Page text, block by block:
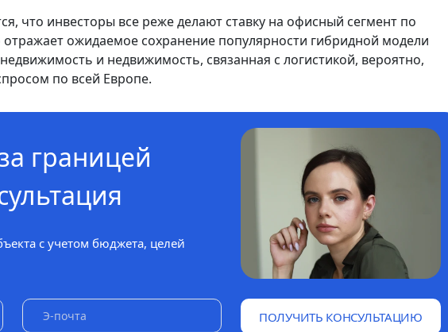
что инвесторы все реже делают ставку на офисный сегмент по
ожидаемое сохранение популярности гибридной модели
и недвижимость, связанная с логистикой, вероятно,
по всей Европе.
границей
с учетом бюджета, целей
ПОЛУЧИТЬ КОНСУЛЬТАЦИЮ